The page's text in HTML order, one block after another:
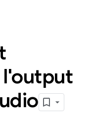
l'output